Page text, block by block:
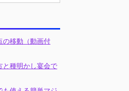
の移動（動画付
と種明かし宴会で